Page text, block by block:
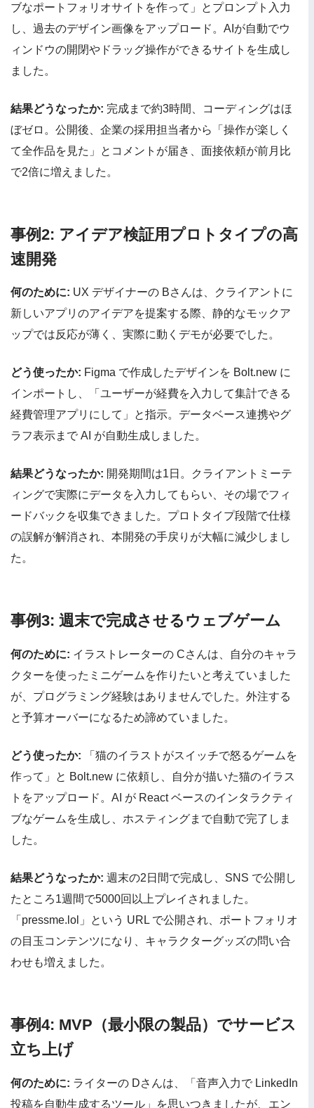
ブなポートフォリオサイトを作って」とプロンプト入力
し、過去のデザイン画像をアップロード。AIが自動でウ
ィンドウの開閉やドラッグ操作ができるサイトを生成し
ました。
結果どうなったか: 完成まで約3時間、コーディングはほ
ぼゼロ。公開後、企業の採用担当者から「操作が楽しく
て全作品を見た」とコメントが届き、面接依頼が前月比
で2倍に増えました。
事例2: アイデア検証用プロトタイプの高
速開発
何のために: UX デザイナーの Bさんは、クライアントに
新しいアプリのアイデアを提案する際、静的なモックア
ップでは反応が薄く、実際に動くデモが必要でした。
どう使ったか: Figma で作成したデザインを Bolt.new に
インポートし、「ユーザーが経費を入力して集計できる
経費管理アプリにして」と指示。データベース連携やグ
ラフ表示まで AI が自動生成しました。
結果どうなったか: 開発期間は1日。クライアントミーテ
ィングで実際にデータを入力してもらい、その場でフィ
ードバックを収集できました。プロトタイプ段階で仕様
の誤解が解消され、本開発の手戻りが大幅に減少しまし
た。
事例3: 週末で完成させるウェブゲーム
何のために: イラストレーターの Cさんは、自分のキャラ
クターを使ったミニゲームを作りたいと考えていました
が、プログラミング経験はありませんでした。外注する
と予算オーバーになるため諦めていました。
どう使ったか: 「猫のイラストがスイッチで怒るゲームを
作って」と Bolt.new に依頼し、自分が描いた猫のイラス
トをアップロード。AI が React ベースのインタラクティ
ブなゲームを生成し、ホスティングまで自動で完了しま
した。
結果どうなったか: 週末の2日間で完成し、SNS で公開し
たところ1週間で5000回以上プレイされました。
「pressme.lol」という URL で公開され、ポートフォリオ
の目玉コンテンツになり、キャラクターグッズの問い合
わせも増えました。
事例4: MVP（最小限の製品）でサービス
立ち上げ
何のために: ライターの Dさんは、「音声入力で LinkedIn
投稿を自動生成するツール」を思いつきましたが、エン